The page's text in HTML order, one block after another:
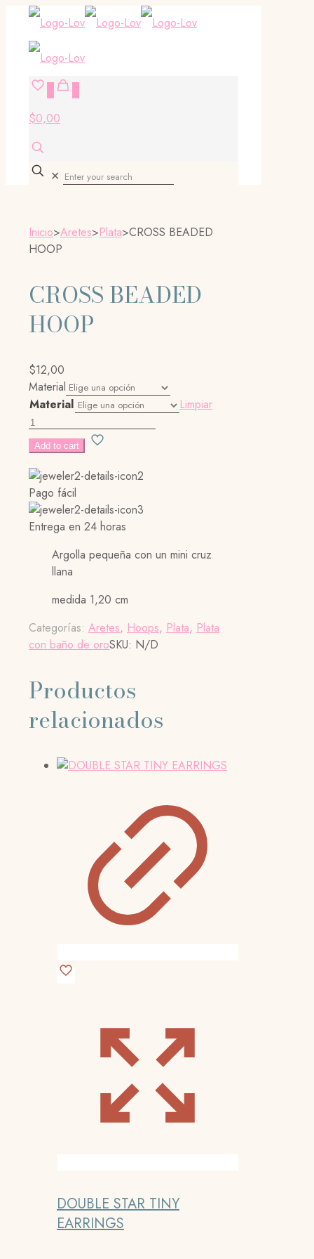
$0,00
✕
Inicio>Aretes>Plata>CROSS BEADED
HOOP
CROSS BEADED
HOOP
$12,00
Material
Material
Limpiar
CROSS
BEADED
HOOP
cantidad
Add to cart
Pago fácil
Entrega en 24 horas
Argolla pequeña con un mini cruz
llana
medida 1,20 cm
Categorías: Aretes, Hoops, Plata, Plata
con baño de oroSKU: N/D
Productos
relacionados
DOUBLE STAR TINY
EARRINGS